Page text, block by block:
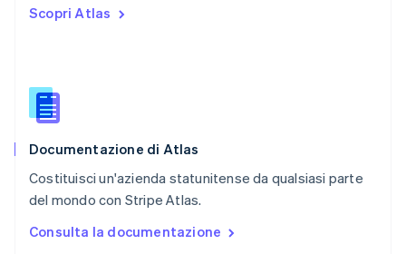
Scopri Atlas
Documentazione di Atlas
Costituisci un'azienda statunitense da qualsiasi parte
del mondo con Stripe Atlas.
Consulta la documentazione
English
English
Slovacchia
Slovenia
Spagna
Español English
English Español简体中文